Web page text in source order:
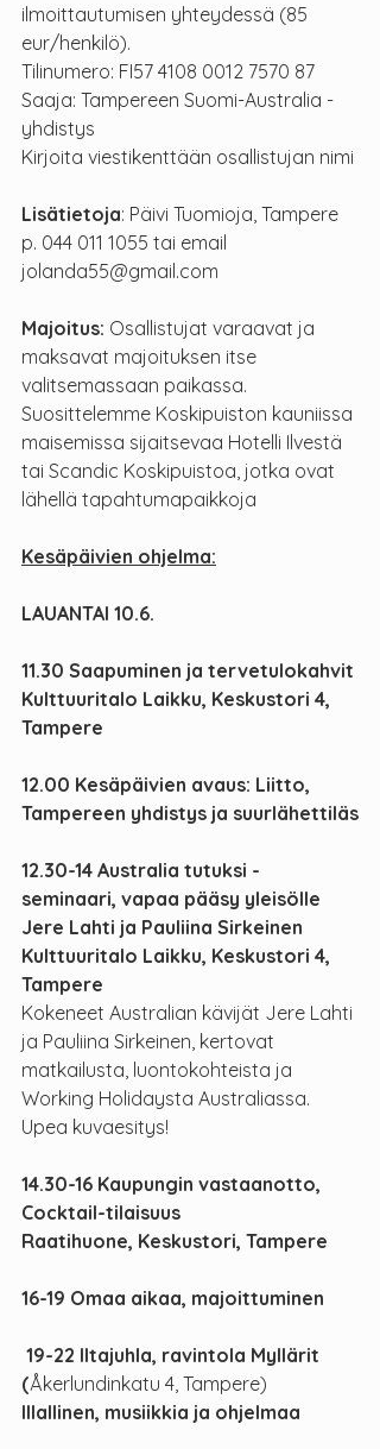
ilmoittautumisen yhteydessä (85
eur/henkilö).
Tilinumero: FI57 4108 0012 7570 87
Saaja: Tampereen Suomi-Australia -
yhdistys
Kirjoita viestikenttään osallistujan nimi
Lisätietoja: Päivi Tuomioja, Tampere
p. 044 011 1055 tai email
jolanda55@gmail.com
Majoitus: Osallistujat varaavat ja
maksavat majoituksen itse
valitsemassaan paikassa.
Suosittelemme Koskipuiston kauniissa
maisemissa sijaitsevaa Hotelli Ilvestä
tai Scandic Koskipuistoa, jotka ovat
lähellä tapahtumapaikkoja
Kesäpäivien ohjelma:
LAUANTAI 10.6.
11.30 Saapuminen ja tervetulokahvit
Kulttuuritalo Laikku, Keskustori 4,
Tampere
12.00 Kesäpäivien avaus: Liitto,
Tampereen yhdistys ja suurlähettiläs
12.30-14 Australia tutuksi -
seminaari, vapaa pääsy yleisölle
Jere Lahti ja Pauliina Sirkeinen
Kulttuuritalo Laikku, Keskustori 4,
Tampere
Kokeneet Australian kävijät Jere Lahti
ja Pauliina Sirkeinen, kertovat
matkailusta, luontokohteista ja
Working Holidaysta Australiassa.
Upea kuvaesitys!
14.30-16 Kaupungin vastaanotto,
Cocktail-tilaisuus
Raatihuone, Keskustori, Tampere
16-19 Omaa aikaa, majoittuminen
(Åkerlundinkatu 4, Tampere)
Illallinen, musiikkia ja ohjelmaa